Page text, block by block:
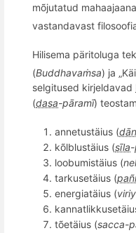
mõjutatud
vastandavast
Hilisema päritoluga
(Buddhavaṁsa) ja
selgitused kirjeldavad
(dasa-pāramī)
annetustäius (
kõlblustäius (sīla
loobumistäius (
tarkusetäius (
energiatäius (
tõetäius (sacca-p